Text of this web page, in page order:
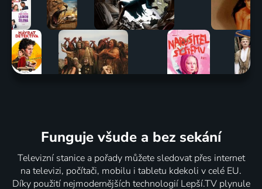
Funguje všude a bez sekání
Televizní stanice a pořady můžete sledovat přes internet
na televizi, počítači, mobilu i tabletu kdekoli v celé EU.
Díky použití nejmodernějších technologií Lepší.TV plynule